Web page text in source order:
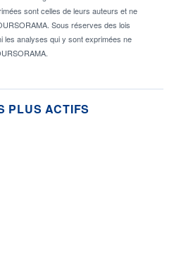
sont celles de leurs auteurs et ne
Sous réserves des lois
les analyses qui y sont exprimées ne
PLUS ACTIFS